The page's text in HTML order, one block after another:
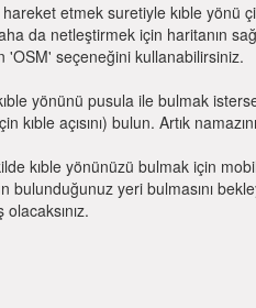
etmek suretiyle kıble yönü
da netleştirmek için haritanın
'OSM' seçeneğini kullanabilirsiniz.
yönünü pusula ile bulmak
kıble açısını) bulun. Artık
kıble yönünüzü bulmak için
bulunduğunuz yeri bulmasını
olacaksınız.